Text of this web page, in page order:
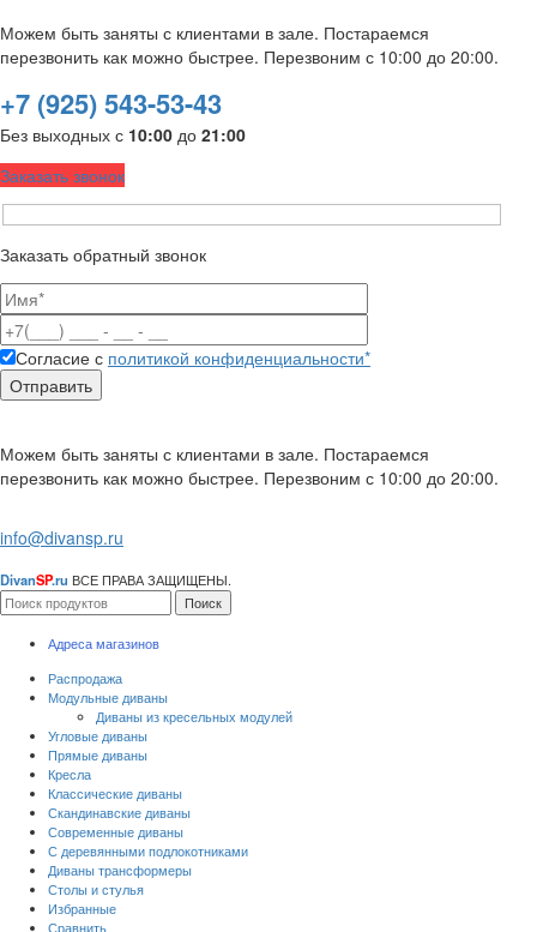
Можем быть заняты с клиентами в зале. Постараемся
перезвонить как можно быстрее. Перезвоним с 10:00 до 20:00.
+7 (925) 543-53-43
Без выходных с 10:00 до 21:00
Заказать звонок
Заказать обратный звонок
Согласие с политикой конфиденциальности*
Можем быть заняты с клиентами в зале. Постараемся
перезвонить как можно быстрее. Перезвоним с 10:00 до 20:00.
info@divansp.ru
DivanSP.ru ВСЕ ПРАВА ЗАЩИЩЕНЫ.
Поиск
Адреса магазинов
Распродажа
Модульные диваны
Диваны из кресельных модулей
Угловые диваны
Прямые диваны
Кресла
Классические диваны
Скандинавские диваны
Современные диваны
С деревянными подлокотниками
Диваны трансформеры
Столы и стулья
Избранные
Сравнить